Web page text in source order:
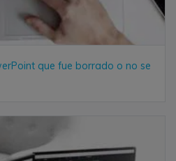
que fue borrado o no se